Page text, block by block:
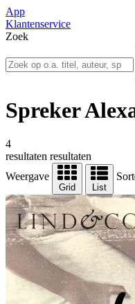
App
Klantenservice
Zoek
Spreker
4
resultaten resultaten
Weergave
Grid List